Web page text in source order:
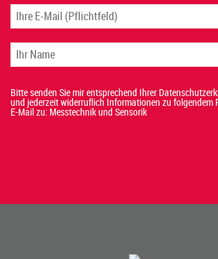
Bitte senden Sie mir entsprechend Ihrer
und jederzeit widerruflich Informationen zu folgendem
E-Mail zu: Messtechnik und Sensorik